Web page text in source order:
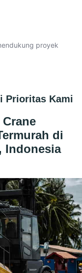
proyek
Prioritas Kami
di
Indonesia